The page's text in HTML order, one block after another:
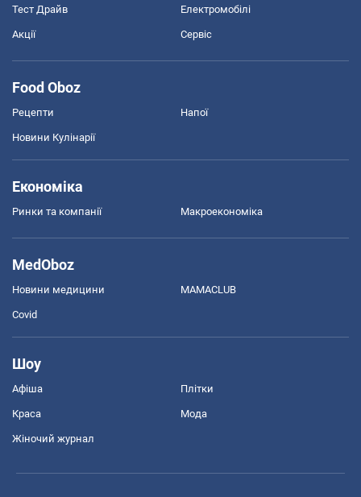
Тест Драйв Електромобілі
Акції Сервіс
Food Oboz
Рецепти Напої
Новини Кулінарії
Економіка
Ринки та компанії Макроекономіка
MedOboz
Новини медицини MAMACLUB
Covid
Шоу
Афіша Плітки
Краса Мода
Жіночий журнал